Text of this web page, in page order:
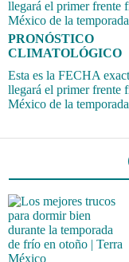
PRONÓSTICO
CLIMATOLÓGICO
Esta es la FECHA
llegará el primer frente
México de la